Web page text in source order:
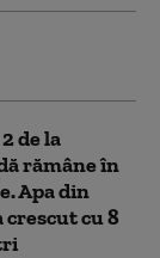
de la
rămâne în
Apa din
crescut cu 8